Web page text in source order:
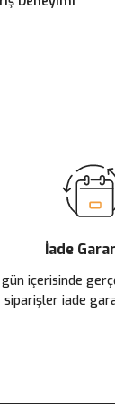
İade
içerisinde
siparişler iade